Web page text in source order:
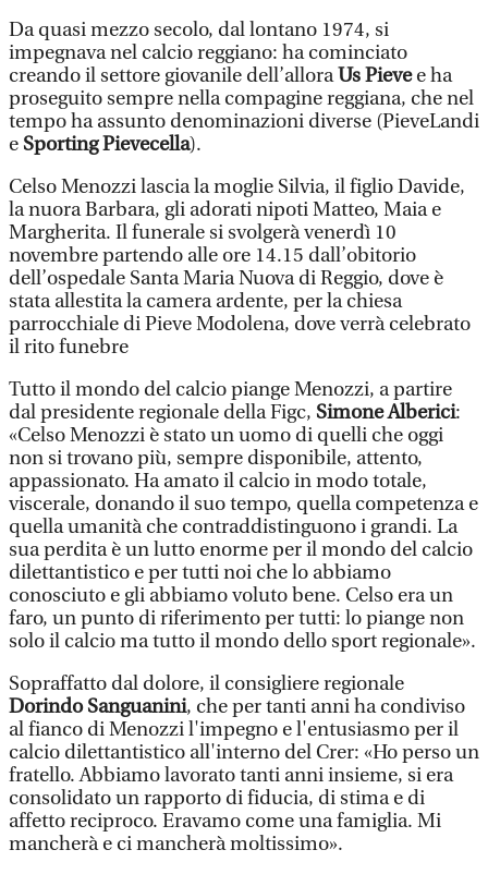
Da quasi mezzo secolo, dal lontano 1974, si
impegnava nel calcio reggiano: ha cominciato
creando il settore giovanile dell’alloraUs Pievee ha
proseguito sempre nella compagine reggiana, che nel
tempo ha assunto denominazioni diverse (PieveLandi
e Sporting Pievecella).
Celso Menozzi lascia la moglie Silvia, il figlio Davide,
la nuora Barbara, gli adorati nipoti Matteo, Maia e
Margherita. Il funerale si svolgerà venerdì 10
novembre partendo alle ore 14.15 dall’obitorio
dell’ospedale Santa Maria Nuova di Reggio, dove è
stata allestita la camera ardente, per la chiesa
parrocchiale di Pieve Modolena, dove verrà celebrato
il rito funebre
Tutto il mondo del calcio piange Menozzi, a partire
dal presidente regionale della Figc, Simone Alberici:
«Celso Menozzi è stato un uomo di quelli che oggi
non si trovano più, sempre disponibile, attento,
appassionato. Ha amato il calcio in modo totale,
viscerale, donando il suo tempo, quella competenza e
quella umanità che contraddistinguono i grandi. La
sua perdita è un lutto enorme per il mondo del calcio
dilettantistico e per tutti noi che lo abbiamo
conosciuto e gli abbiamo voluto bene. Celso era un
faro, un punto di riferimento per tutti: lo piange non
solo il calcio ma tutto il mondo dello sport regionale».
Sopraffatto dal dolore, il consigliere regionale
Dorindo Sanguanini, che per tanti anni ha condiviso
al fianco di Menozzi l'impegno e l'entusiasmo per il
calcio dilettantistico all'interno del Crer: «Ho perso un
fratello. Abbiamo lavorato tanti anni insieme, si era
consolidato un rapporto di fiducia, di stima e di
affetto reciproco. Eravamo come una famiglia. Mi
mancherà e ci mancherà moltissimo».